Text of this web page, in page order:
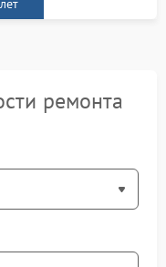
ремонта